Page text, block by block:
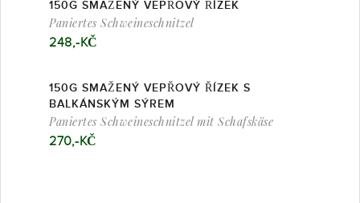
150G SMAŽENÝ VEPŘOVÝ ŘÍZEK
Paniertes Schweineschnitzel
248,-KČ
150G SMAŽENÝ VEPŘOVÝ ŘÍZEK S
BALKÁNSKÝM SÝREM
Paniertes Schweineschnitzel mit Schafskäse
270,-KČ